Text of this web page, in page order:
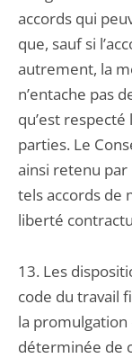
accords qui
que, sauf si
autrement, la
n’entache pas
qu’est
parties. Le
ainsi retenu
tels accords de
liberté
13. Les
code du travail
la promulgation
déterminée de